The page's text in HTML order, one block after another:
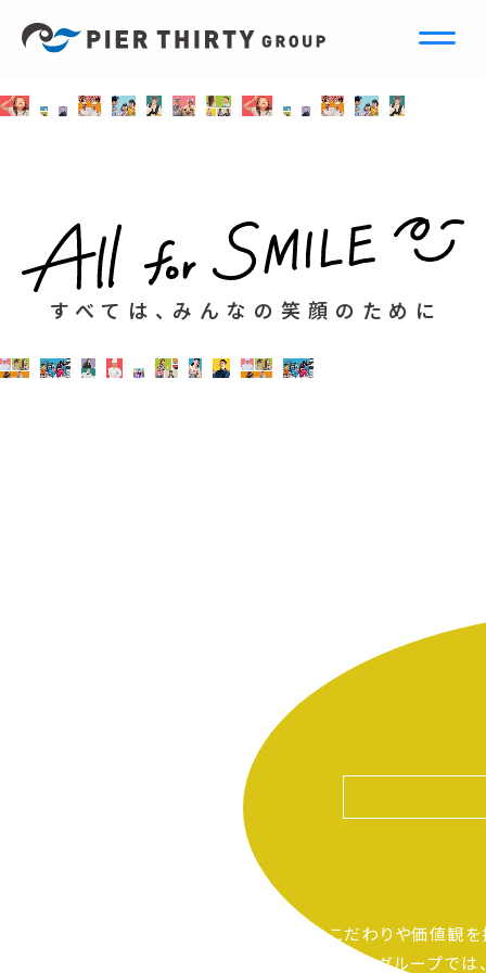
すべては、みんなの笑顔のために
自分たちのこだわりや価値観
ピアーサーティーグループでは